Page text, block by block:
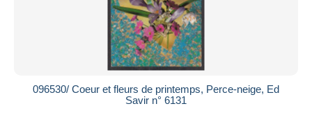
096530/ Coeur et fleurs de printemps, Perce-neige, Ed
Savir n° 6131